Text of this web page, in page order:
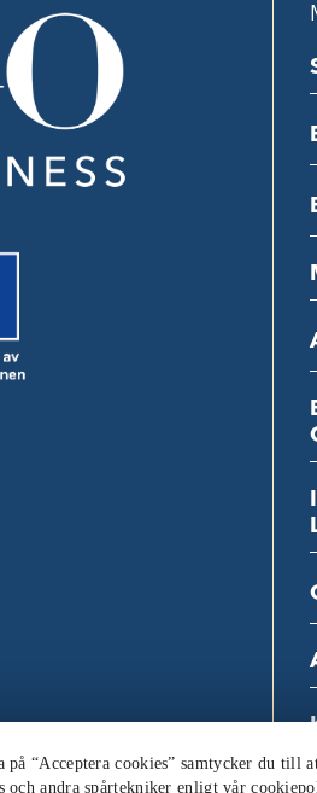
på “Acceptera cookies” samtycker du till
och andra spårtekniker enligt vår